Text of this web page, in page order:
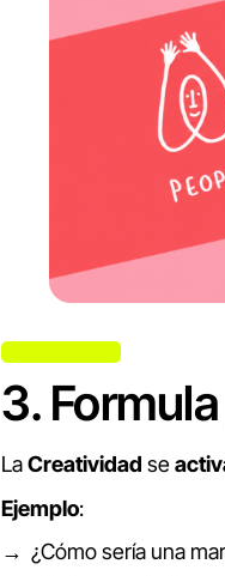
3.
LaCreatividad se
Ejemplo:
¿Cómo sería una